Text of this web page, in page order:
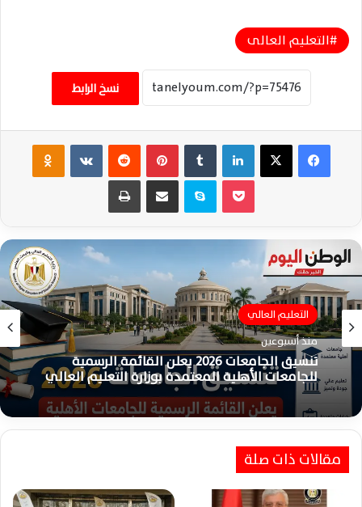
التعليم العالى
نسخ الرابط
فيسبوك ‫X لينكدإن بينتيريست ‏VKontakte
سكايب مشاركة عبر البريد طباعة
التعليم العالي
منذ أسبوعين
تنسيق الجامعات 2026 يعلن القائمة الرسمية
للجامعات الأهلية المعتمدة بوزارة التعليم العالي
مصر
منذ 3 أسابيع
اختبارات القدرات 2026 تقترب من نهايتها وآخر
موعد للتسجيل عبر موقع التنسيق الإلكتروني
مقالات ذات صلة